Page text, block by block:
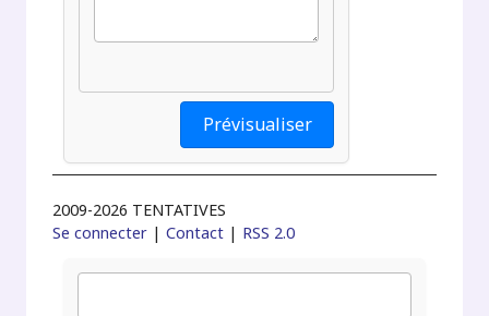
2009-2026 TENTATIVES
Se connecter |Contact | RSS 2.0